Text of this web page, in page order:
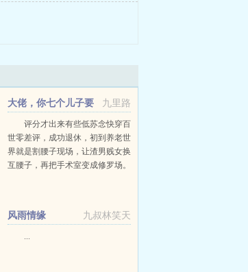
九里路
大佬，你七个儿子要
上天了！
评分才出来有些低苏念快穿百
世零差评，成功退休，初到养老世
界就是割腰子现场，让渣男贱女换
互腰子，再把手术室变成修罗场。
的男主角，性子还歪了！大儿...
九叔林笑天
风雨情缘
...